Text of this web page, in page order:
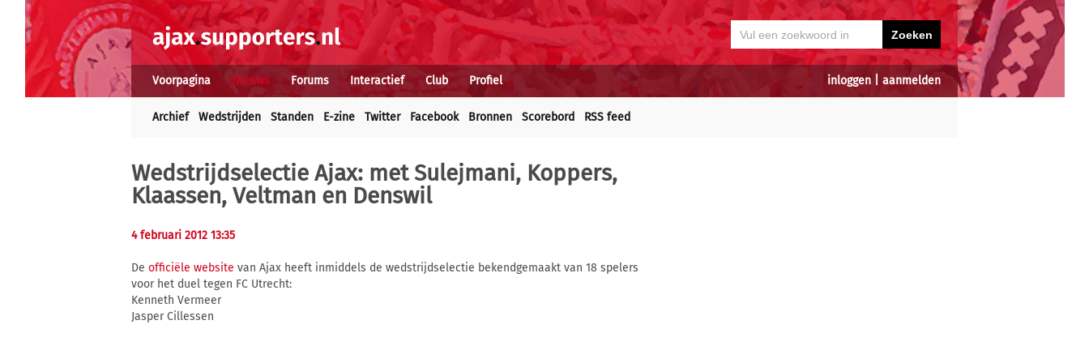
inloggen aanmelden
Voorpagina Nieuws Forums Interactief Club Profiel
Archief Wedstrijden Standen E-zine Twitter Facebook Bronnen Scorebord RSS feed
Wedstrijdselectie Ajax: met Sulejmani, Koppers,
Klaassen, Veltman en Denswil
4 februari 2012 13:35
De officiële website van Ajax heeft inmiddels de wedstrijdselectie bekendgemaakt van 18 spelers
voor het duel tegen FC Utrecht:
Kenneth Vermeer
Jasper Cillessen